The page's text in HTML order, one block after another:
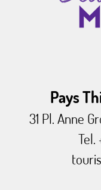
Pays
31 Pl. Anne
Tel.